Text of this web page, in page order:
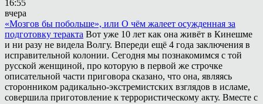
16:55
вчера
«Мозгов бы побольше», или О чём жалеет осужденная за
подготовку теракта Вот уже 10 лет как она живёт в Кинешме
и ни разу не видела Волгу. Впереди ещё 4 года заключения в
исправительной колонии. Сегодня мы познакомимся с той
русской женщиной, про которую в первой же строчке
описательной части приговора сказано, что она, являясь
сторонником радикально-экстремистских взглядов в исламе,
совершила приготовление к террористическому акту. Вместе с